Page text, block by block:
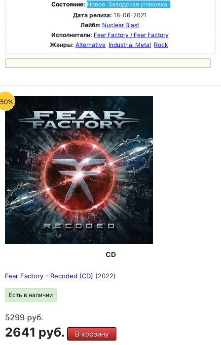
Состояние: Новое. Заводская упаковка.
Дата релиза: 18-06-2021
Лейбл: Nuclear Blast
Исполнители: Fear Factory / Fear Factory
Жанры: Alternative Industrial Metal Rock
CD
Fear Factory - Recoded (CD) (2022)
Есть в наличии
5299руб.
2641 руб. В корзину